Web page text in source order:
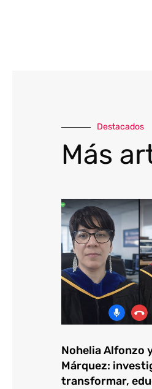
Destacados
Más
Nohelia Alfonzo
Márquez:
transformar,